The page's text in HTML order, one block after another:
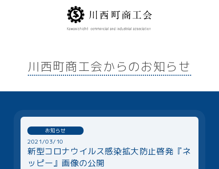
川西町商工会からのお知らせ
2021/03/10
新型コロナウイルス感染拡大防止啓発『ネ
ッピー』画像の公開
お知らせ